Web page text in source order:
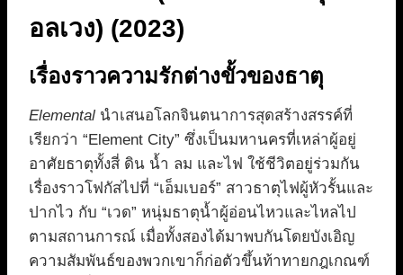
อลเวง) (2023)
เรื่องราวความรักต่างขั้วของธาตุ
Elemental นำเสนอโลกจินตนาการสุดสร้างสรรค์ที่
เรียกว่า “Element City” ซึ่งเป็นมหานครที่เหล่าผู้อยู่
อาศัยธาตุทั้งสี่ ดิน น้ำ ลม และไฟ ใช้ชีวิตอยู่ร่วมกัน
เรื่องราวโฟกัสไปที่ “เอ็มเบอร์” สาวธาตุไฟผู้หัวรั้นและ
ปากไว กับ “เวด” หนุ่มธาตุน้ำผู้อ่อนไหวและไหลไป
ตามสถานการณ์ เมื่อทั้งสองได้มาพบกันโดยบังเอิญ
ความสัมพันธ์ของพวกเขาก็ก่อตัวขึ้นท้าทายกฎเกณฑ์